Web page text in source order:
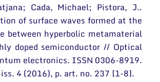
Cada, Michael; Pistora, J..
of surface waves formed at the
between hyperbolic metamaterial
doped semiconductor // Optical
electronics. ISSN 0306-8919.
4 (2016), p. art. no. 237 [1-8].